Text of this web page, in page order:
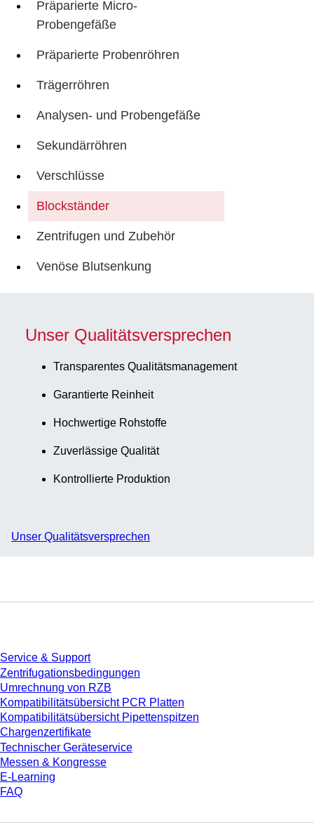
Präparierte Micro-
Probengefäße
Präparierte Probenröhren
Trägerröhren
Analysen- und Probengefäße
Sekundärröhren
Verschlüsse
Blockständer
Zentrifugen und Zubehör
Venöse Blutsenkung
Unser Qualitätsversprechen
Transparentes Qualitätsmanagement
Garantierte Reinheit
Hochwertige Rohstoffe
Zuverlässige Qualität
Kontrollierte Produktion
Unser Qualitätsversprechen
Service & Support
Zentrifugationsbedingungen
Umrechnung von RZB
Kompatibilitätsübersicht PCR Platten
Kompatibilitätsübersicht Pipettenspitzen
Chargenzertifikate
Technischer Geräteservice
Messen & Kongresse
E-Learning
FAQ